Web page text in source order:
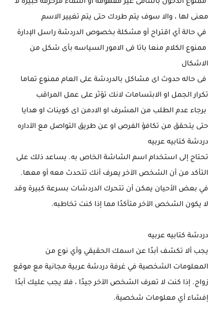
ممنوع الدخول باسامى غير مفهومة او اسماء مزخرفه كبيره لا
معنى لها ، والا سوف يتم طردك حتى يتم تغيير الاسم
في حالة أي اقتراح أو مشكلة بخصوص الدردشة راسل الإدارة
ممنوع الكلام منعا باتا فى الامور السياسه بأى شكل من
الاشكال
فى حاله حدوث اى مشاكل بالدردشة على العام ممنوع تماما
تكرار الجمل او الابتسامات لانك تؤثر على عمل المراقب
برجاء عدم الطلب من المشرف او الادمن اى كوينات او هدايا
حتى يتحقق من تكافؤ الفرص او عن طريق التواصل مع الآداره
دردشة كتابيه عربيه
تحتاج إلى استخدام اسم الشاشة الخاص به. يساعد ذلك على
التأكد من أن الشخص الآخر يعرف أنك تتحدث معه أو معها.
في بعض الأحيان يمكن أن تتحرك الدردشات بسرعة كبيرة وقد
لا يكون الشخص الآخر متأكدًا مما إذا كنت تخاطبه.
دردشة كتابيه عربيه
يجب ألا تكشف أبدًا عن اسمك الحقيقي وأي نوع من
المعلومات الشخصية في غرفة دردشة عربية مجانية مع موقع
زواج. إذا كنت لا تعرف الشخص الآخر جيدًا ، فلا يجب عليك أبدًا
إفشاء أي معلومات شخصية.